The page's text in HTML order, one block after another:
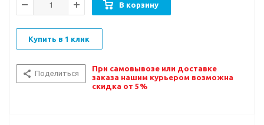
В корзину
Купить в 1 клик
Поделиться
При самовывозе или доставке
заказа нашим курьером возможна
скидка от 5%